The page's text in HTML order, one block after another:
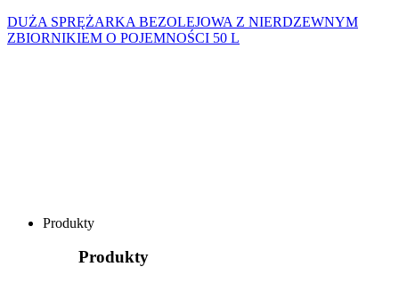
DUŻA SPRĘŻARKA BEZOLEJOWA Z NIERDZEWNYM
ZBIORNIKIEM O POJEMNOŚCI 50 L
Produkty
Produkty